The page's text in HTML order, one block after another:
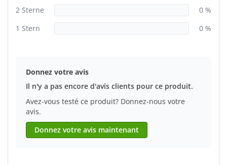
2 Sterne
0 %
1 Stern
0 %
Donnez votre avis
Il n'y a pas encore d'avis clients pour ce produit.
Avez-vous testé ce produit? Donnez-nous votre
avis.
Donnez votre avis maintenant